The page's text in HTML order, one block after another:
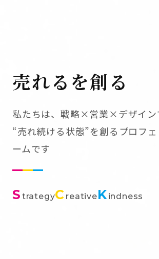
売れるを創る
私たちは、戦略×営業×デザイン
“売れ続ける状態”を創るプロフ
ームです
S trategyC reativeKindness